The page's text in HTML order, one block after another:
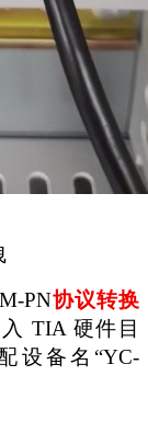
PN协议转换
TIA 硬件目
设备名“YC-